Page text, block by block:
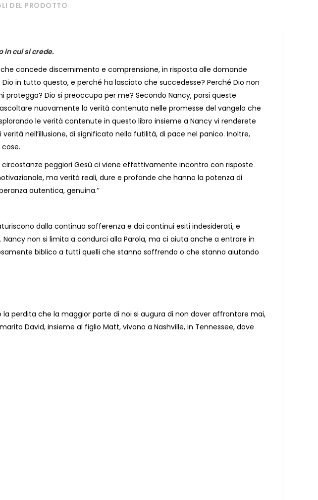
DEL PRODOTTO
in cui si crede.
concede discernimento e comprensione, in risposta alle domande
in tutto questo, e perché ha lasciato che succedesse? Perché Dio non
Dio si preoccupa per me? Secondo Nancy, porsi queste
nuovamente la verità contenuta nelle promesse del vangelo che
le verità contenute in questo libro insieme a Nancy vi renderete
nell’illusione, di significato nella futilità, di pace nel panico. Inoltre,
circostanze peggiori Gesù ci viene effettivamente incontro con risposte
ma verità reali, dure e profonde che hanno la potenza di
autentica, genuina.’’
dalla continua sofferenza e dai continui esiti indesiderati, e
non si limita a condurci alla Parola, ma ci aiuta anche a entrare in
biblico a tutti quelli che stanno soffrendo o che stanno aiutando
perdita che la maggior parte di noi si augura di non dover affrontare mai,
David, insieme al figlio Matt, vivono a Nashville, in Tennessee, dove